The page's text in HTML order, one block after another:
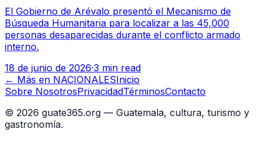
El Gobierno de Arévalo presentó el Mecanismo de
Búsqueda Humanitaria para localizar a las 45,000
personas desaparecidas durante el conflicto armado
interno.
18 de junio de 2026·3 min read
← Más en NACIONALESInicio
Sobre NosotrosPrivacidadTérminosContacto
© 2026 guate365.org — Guatemala, cultura, turismo y
gastronomía.